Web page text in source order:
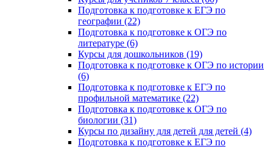
Подготовка к подготовке к ЕГЭ по
географии (22)
Подготовка к подготовке к ОГЭ по
литературе (6)
Курсы для дошкольников (19)
Подготовка к подготовке к ОГЭ по истории
(6)
Подготовка к подготовке к ЕГЭ по
профильной математике (22)
Подготовка к подготовке к ОГЭ по
биологии (31)
Курсы по дизайну для детей для детей (4)
Подготовка к подготовке к ЕГЭ по